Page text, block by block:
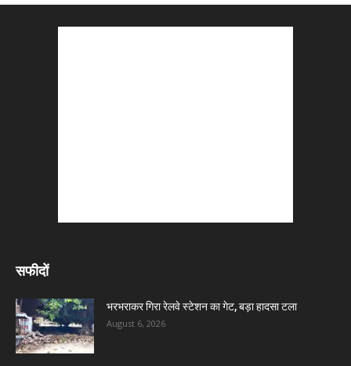
सफीदों
भरभराकर गिरा रेलवे स्टेशन का गेट, बड़ा हादसा टला
August 6, 2026